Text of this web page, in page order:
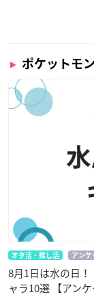
ポケットモ
オタ活・推し活 アンケ
8月1日は水の日
ャラ10選 【アンケ